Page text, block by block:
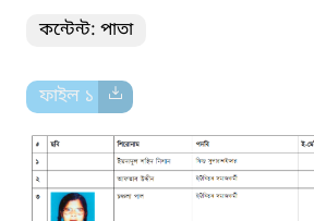
কন্টেন্ট: পাতা
ফাইল ১